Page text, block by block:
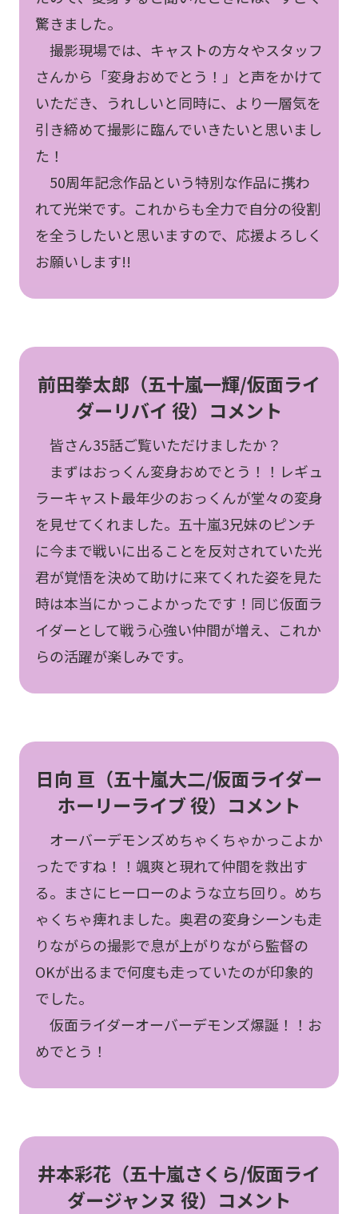
驚きました。
撮影現場では、キャストの方々やスタッフ
さんから「変身おめでとう！」と声をかけて
いただき、うれしいと同時に、より一層気を
引き締めて撮影に臨んでいきたいと思いまし
た！
50周年記念作品という特別な作品に携わ
れて光栄です。これからも全力で自分の役割
を全うしたいと思いますので、応援よろしく
お願いします!!
前田拳太郎（五十嵐一輝/仮面ライ
ダーリバイ 役）コメント
皆さん35話ご覧いただけましたか？
まずはおっくん変身おめでとう！！レギュ
ラーキャスト最年少のおっくんが堂々の変身
を見せてくれました。五十嵐3兄妹のピンチ
に今まで戦いに出ることを反対されていた光
君が覚悟を決めて助けに来てくれた姿を見た
時は本当にかっこよかったです！同じ仮面ラ
イダーとして戦う心強い仲間が増え、これか
らの活躍が楽しみです。
日向 亘（五十嵐大二/仮面ライダー
ホーリーライブ 役）コメント
オーバーデモンズめちゃくちゃかっこよか
ったですね！！颯爽と現れて仲間を救出す
る。まさにヒーローのような立ち回り。めち
ゃくちゃ痺れました。奥君の変身シーンも走
りながらの撮影で息が上がりながら監督の
OKが出るまで何度も走っていたのが印象的
でした。
仮面ライダーオーバーデモンズ爆誕！！お
めでとう！
井本彩花（五十嵐さくら/仮面ライ
ダージャンヌ 役）コメント